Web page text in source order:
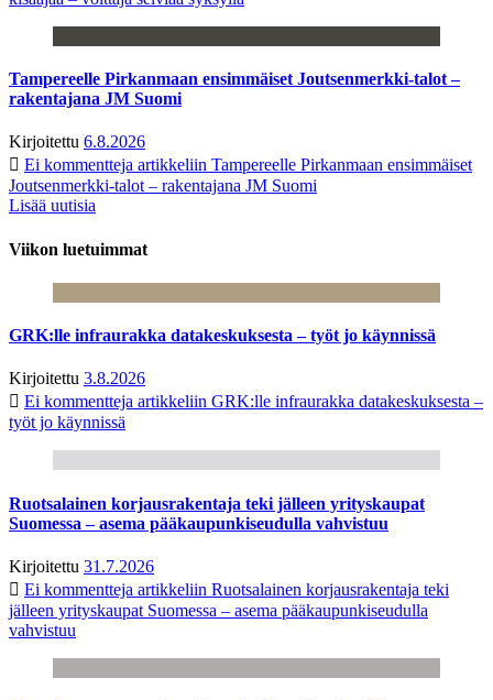
Tampereelle Pirkanmaan ensimmäiset Joutsenmerkki-talot –
rakentajana JM Suomi
Kirjoitettu 6.8.2026
Ei kommentteja artikkeliin Tampereelle Pirkanmaan ensimmäiset
Joutsenmerkki-talot – rakentajana JM Suomi
Lisää uutisia
Viikon luetuimmat
GRK:lle infraurakka datakeskuksesta – työt jo käynnissä
Kirjoitettu 3.8.2026
Ei kommentteja artikkeliin GRK:lle infraurakka datakeskuksesta –
työt jo käynnissä
Ruotsalainen korjausrakentaja teki jälleen yrityskaupat
Suomessa – asema pääkaupunkiseudulla vahvistuu
Kirjoitettu 31.7.2026
Ei kommentteja artikkeliin Ruotsalainen korjausrakentaja teki
jälleen yrityskaupat Suomessa – asema pääkaupunkiseudulla
vahvistuu